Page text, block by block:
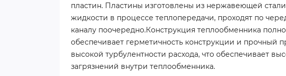
пластин. Пластины изготовлены из нержавеющей
жидкости в процессе теплопередачи, проходят по
каналу поочередно.Конструкция теплообменника
обеспечивает герметичность конструкции и прочный
высокой турбулентности расхода, что обеспечивает
загрязнений внутри теплообменника.